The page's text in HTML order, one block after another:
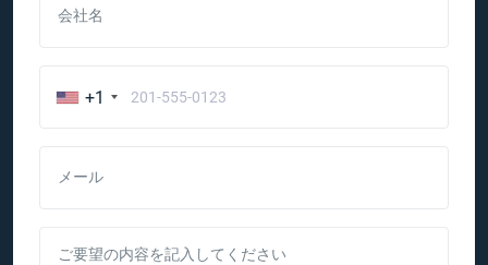
会社名
+1
メール
ご要望の内容を記入してください